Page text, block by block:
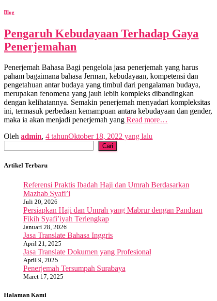
Blog
Pengaruh Kebudayaan Terhadap Gaya
Penerjemahan
Penerjemah Bahasa Bagi pengelola jasa penerjemah yang harus
paham bagaimana bahasa Jerman, kebudayaan, kompetensi dan
pengetahuan antar budaya yang timbul dari pengalaman budaya,
merupakan fenomena yang jauh lebih kompleks dibandingkan
dengan kelihatannya. Semakin penerjemah menyadari kompleksitas
ini, termasuk perbedaan kemampuan antara kebudayaan dan gender,
maka ia akan menjadi penerjemah yang Read more…
Oleh admin, 4 tahunOktober 18, 2022 yang lalu
Cari
Artikel Terbaru
Referensi Praktis Ibadah Haji dan Umrah Berdasarkan
Mazhab Syafi’i
Juli 20, 2026
Persiapkan Haji dan Umrah yang Mabrur dengan Panduan
Fikih Syafi’iyah Terlengkap
Januari 28, 2026
Jasa Translate Bahasa Inggris
April 21, 2025
Jasa Translate Dokumen yang Profesional
April 9, 2025
Penerjemah Tersumpah Surabaya
Maret 17, 2025
Halaman Kami